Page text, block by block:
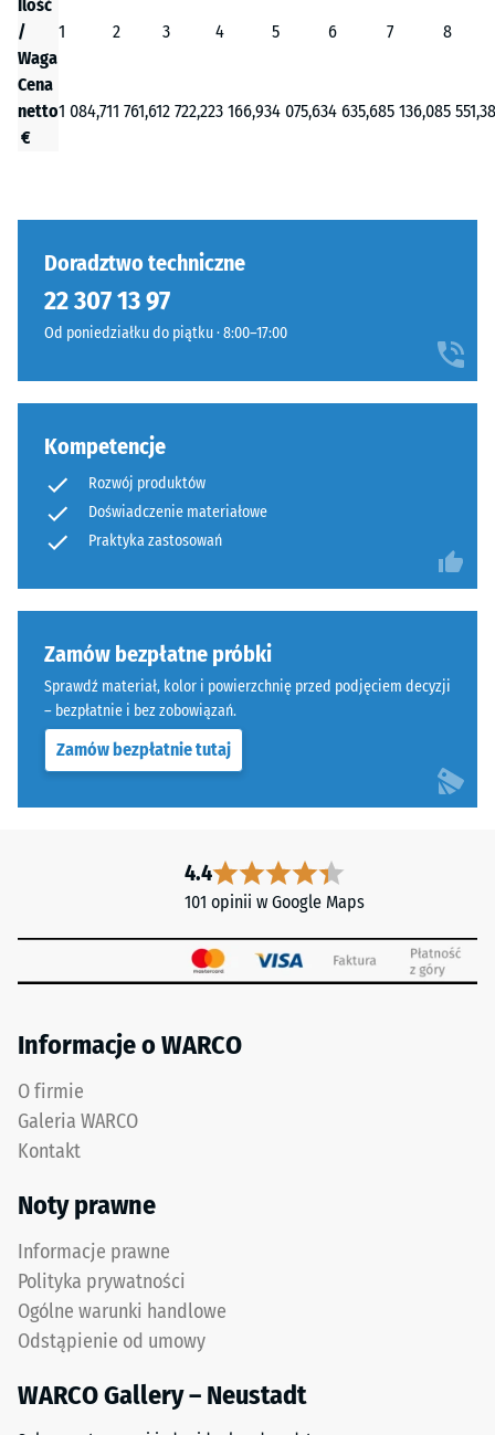
Ilość
/
Waga
1 2 3 4 5 6 7 8
Cena
netto
€
1 084,711 761,612 722,223 166,934 075,634 635,685 136,085 551,38
Doradztwo techniczne
22 307 13 97
Od poniedziałku do piątku · 8:00–17:00
Kompetencje
Rozwój produktów
Doświadczenie materiałowe
Praktyka zastosowań
Zamów bezpłatne próbki
Sprawdź materiał, kolor i powierzchnię przed podjęciem decyzji
– bezpłatnie i bez zobowiązań.
Zamów bezpłatnie tutaj
4.4
101 opinii w Google Maps
Informacje o WARCO
O firmie
Galeria WARCO
Kontakt
Noty prawne
Informacje prawne
Polityka prywatności
Ogólne warunki handlowe
Odstąpienie od umowy
WARCO Gallery – Neustadt